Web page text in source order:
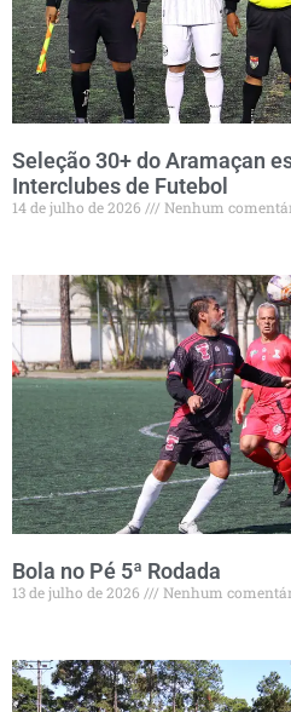
Seleção 30+ do Aramaçan
Interclubes de Futebol
14 de julho de 2026 Nenhum
Bola no Pé 5ª Rodada
13 de julho de 2026 Nenhum